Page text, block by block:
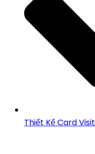
Thiết Kế Card Visit